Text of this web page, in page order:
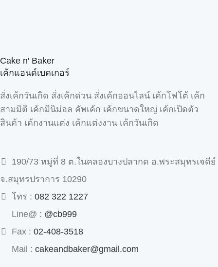
Cake n' Baker
เค้กแอนด์เบคเกอร์
สั่งเค้กวันเกิด สั่งเค้กด่วน สั่งเค้กออนไลน์ เค้กโฟโต้ เค้ก
สามมิติ เค้กมินิม่อล คัพเค้ก เค้กขนาดใหญ่ เค้กเปิดตัว
สินค้า เค้กงานแต่ง เค้กแต่งงาน เค้กวันเกิด
190/73 หมู่ที่ 8 ต.ในคลองบางปลากด อ.พระสมุทรเจดีย์
จ.สมุทรปราการ 10290
โทร : 082 322 1227
Line@ : @cb999
Fax : 02-408-3518
Mail : cakeandbaker@gmail.com